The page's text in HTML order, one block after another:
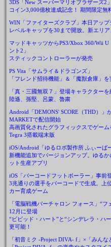
3DS「New スーパーマリオブラザーズ2」
コイン3,000億枚達成記念！ 期間限定無
WIN「ファイターズクラブ」本日アップ
レベルキャップを30まで開放。新エリ
マッドキャッツからPS3/Xbox 360/Wii U
ント2」
スティックコントローラーが発売
PS Vita「サムライ＆ドラゴンズ」
「フレンド招待機能」＆「魔獣倉庫」を
「真・三國無双７」登場キャラクターを
陸遜、孫堅、呂蒙、魯粛
Android「DEMONS' SCORE（THD）」
MARKETで配信開始
高画質化されたグラフィックスでゲー
Tegra 3搭載端末版
iOS/Android「ゆるロボ製作所 ふぃーば
新機能追加でバージョンアップ。ゆる
ット生産アプリ
iOS「バーコードフットボーラー」事前
3兆通りの選手をバーコードで生成。上
カー育成ゲーム
「電脳戦機バーチャロン フォース」“
12月に登場
“ビビッド・ハート”と“シンデレラ・ハ
更可能！
「初音ミク -Project DIVA- f」×「みんな